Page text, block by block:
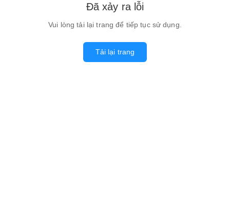
Đã xảy ra lỗi
Vui lòng tải lại trang để tiếp tục sử dụng.
Tải lại trang